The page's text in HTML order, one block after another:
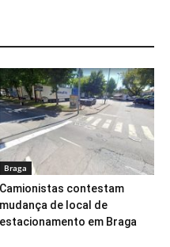
Braga
Camionistas contestam
mudança de local de
estacionamento em Braga